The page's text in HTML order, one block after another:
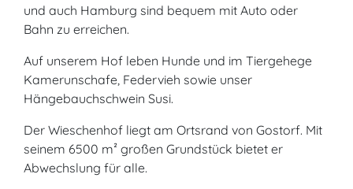
und auch Hamburg sind bequem mit Auto oder
Bahn zu erreichen.
Auf unserem Hof leben Hunde und im Tiergehege
Kamerunschafe, Federvieh sowie unser
Hängebauchschwein Susi.
Der Wieschenhof liegt am Ortsrand von Gostorf. Mit
seinem 6500 m² großen Grundstück bietet er
Abwechslung für alle.